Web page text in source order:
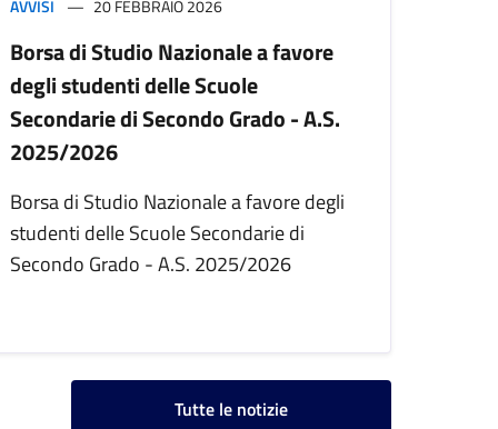
AVVISI 20 FEBBRAIO 2026
Borsa di Studio Nazionale a favore
degli studenti delle Scuole
Secondarie di Secondo Grado - A.S.
2025/2026
Borsa di Studio Nazionale a favore degli
studenti delle Scuole Secondarie di
Secondo Grado - A.S. 2025/2026
Tutte le notizie